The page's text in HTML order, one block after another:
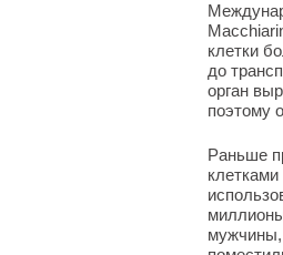
клетки
до
орган
поэтому
Раньше
мужчины,